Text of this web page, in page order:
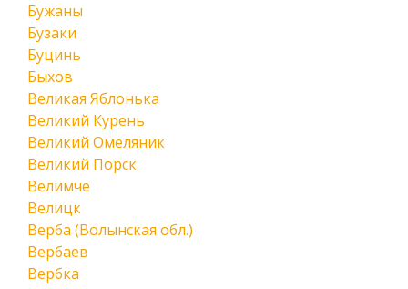
Бужаны
Бузаки
Буцинь
Быхов
Великая Яблонька
Великий Курень
Великий Омеляник
Великий Порск
Велимче
Велицк
Верба (Волынская обл.)
Вербаев
Вербка